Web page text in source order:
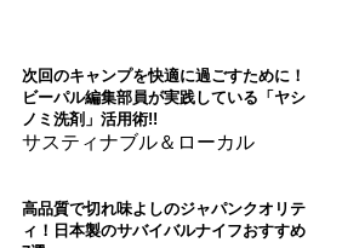
次回のキャンプを快適に過ごすために！
ビーパル編集部員が実践している「ヤシ
ノミ洗剤」活用術!!
サスティナブル＆ローカル
高品質で切れ味よしのジャパンクオリテ
ィ！日本製のサバイバルナイフおすすめ